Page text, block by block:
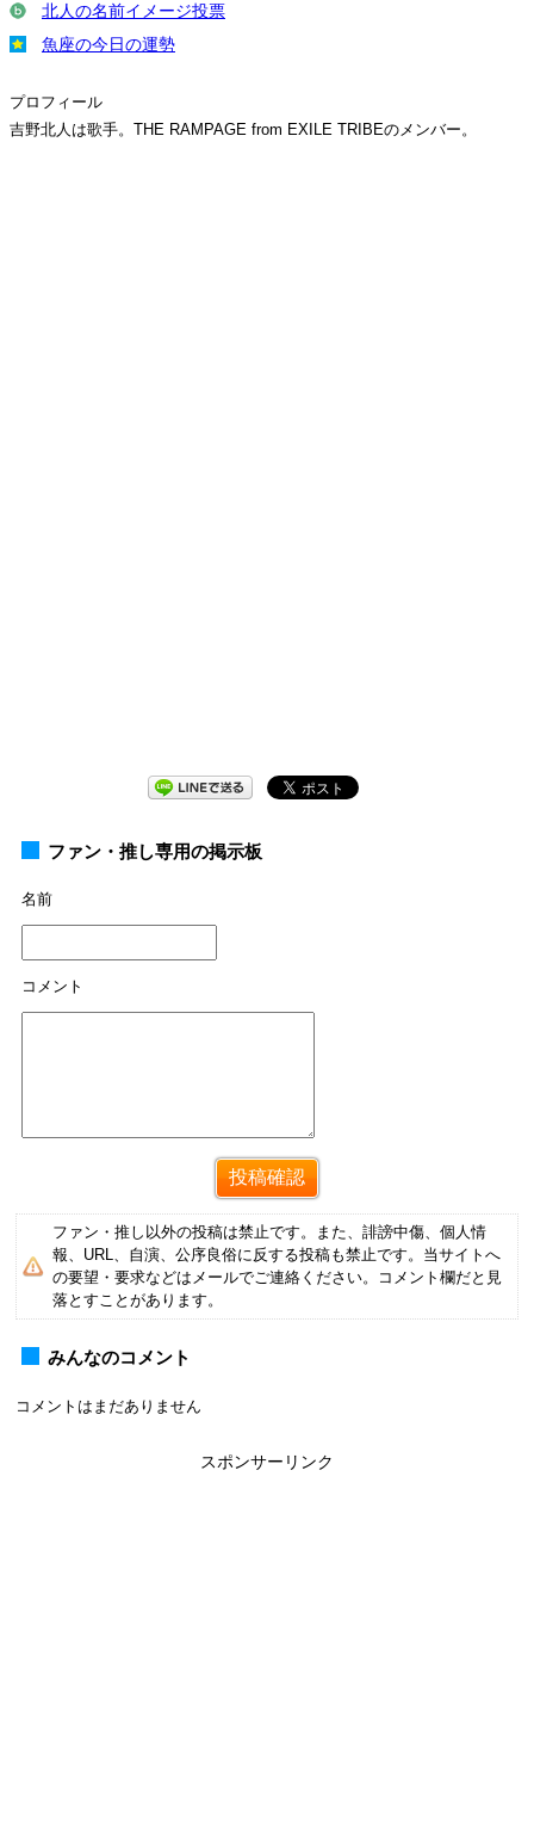
北人の名前イメージ投票
魚座の今日の運勢
プロフィール
吉野北人は歌手。THE RAMPAGE from EXILE TRIBEのメンバー。
ファン・推し専用の掲示板
名前
コメント
ファン・推し以外の投稿は禁止です。また、誹謗中傷、個人情
報、URL、自演、公序良俗に反する投稿も禁止です。当サイトへ
の要望・要求などはメールでご連絡ください。コメント欄だと見
落とすことがあります。
みんなのコメント
コメントはまだありません
スポンサーリンク